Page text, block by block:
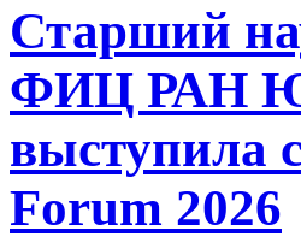
Старший
ФИЦ РАН
выступила
Forum 2026